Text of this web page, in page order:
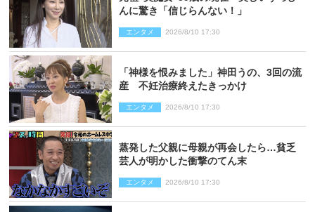
んに驚き「信じらんない！」
エンタメ 2026/8/10 17:30
「神様を恨みました」神田うの、3回の流
産 不妊治療終えたきっかけ
エンタメ 2026/8/10 17:30
蒸発した父親に母親が再会したら…貧乏
芸人が明かした衝撃のてん末
エンタメ 2026/8/10 17:30